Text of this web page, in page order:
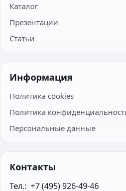
Каталог
Презентации
Статьи
Информация
Политика cookies
Политика
Персональные данные
Контакты
Тел.:  +7 (495) 926-49-46